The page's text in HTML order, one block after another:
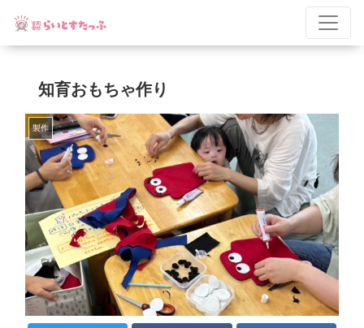
知育おもちゃ作り
製作